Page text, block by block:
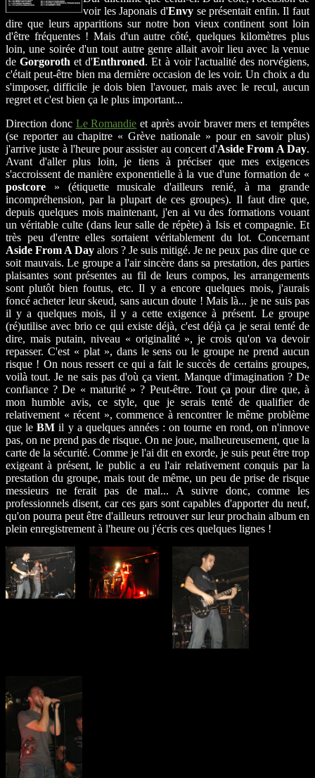
voir les Japonais d'Envyse présentait enfin. Il faut
dire que leurs apparitions sur notre bon vieux continent sont loin
d'être fréquentes ! Mais d'un autre côté, quelques kilomètres plus
loin, une soirée d'un tout autre genre allait avoir lieu avec la venue
deGorgoroth et d'Enthroned. Et à voir l'actualité des norvégiens,
c'était peut-être bien ma dernière occasion de les voir. Un choix a du
s'imposer, difficile je dois bien l'avouer, mais avec le recul, aucun
regret et c'est bien ça le plus important...
Direction donc Le Romandie et après avoir braver mers et tempêtes
(se reporter au chapitre « Grève nationale » pour en savoir plus)
j'arrive juste à l'heure pour assister au concert d'Aside From A Day.
Avant d'aller plus loin, je tiens à préciser que mes exigences
s'accroissent de manière exponentielle à la vue d'une formation de «
postcore » (étiquette musicale d'ailleurs renié, à ma grande
incompréhension, par la plupart de ces groupes). Il faut dire que,
depuis quelques mois maintenant, j'en ai vu des formations vouant
un véritable culte (dans leur salle de répète) à Isis et compagnie. Et
très peu d'entre elles sortaient véritablement du lot. Concernant
Aside From A Day alors ? Je suis mitigé. Je ne peux pas dire que ce
soit mauvais. Le groupe a l'air sincère dans sa prestation, des parties
plaisantes sont présentes au fil de leurs compos, les arrangements
sont plutôt bien foutus, etc. Il y a encore quelques mois, j'aurais
foncé acheter leur skeud, sans aucun doute ! Mais là... je ne suis pas
il y a quelques mois, il y a cette exigence à présent. Le groupe
(ré)utilise avec brio ce qui existe déjà, c'est déjà ça je serai tenté de
dire, mais putain, niveau « originalité », je crois qu'on va devoir
repasser. C'est « plat », dans le sens ou le groupe ne prend aucun
risque ! On nous ressert ce qui a fait le succès de certains groupes,
voilà tout. Je ne sais pas d'où ça vient. Manque d'imagination ? De
confiance ? De « maturité » ? Peut-être. Tout ça pour dire que, à
mon humble avis, ce style, que je serais tenté de qualifier de
relativement « récent », commence à rencontrer le même problème
que leBM il y a quelques années : on tourne en rond, on n'innove
pas, on ne prend pas de risque. On ne joue, malheureusement, que la
carte de la sécurité. Comme je l'ai dit en exorde, je suis peut être trop
exigeant à présent, le public a eu l'air relativement conquis par la
prestation du groupe, mais tout de même, un peu de prise de risque
messieurs ne ferait pas de mal... A suivre donc, comme les
professionnels disent, car ces gars sont capables d'apporter du neuf,
qu'on pourra peut être d'ailleurs retrouver sur leur prochain album en
plein enregistrement à l'heure ou j'écris ces quelques lignes !